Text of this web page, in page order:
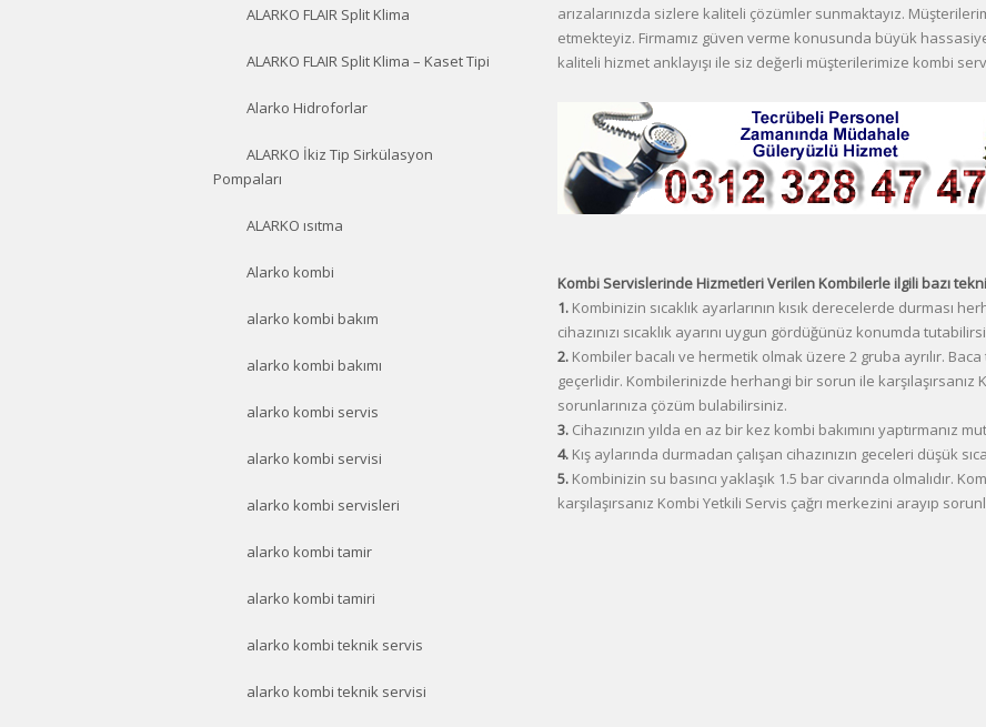
arızalarınızda sizlere kaliteli çözümler sunmaktayız.
etmekteyiz. Firmamız güven verme konusunda büyük
kaliteli hizmet anklayışı ile siz değerli müşterilerimize kombi
Kombi Servislerinde Hizmetleri Verilen Kombilerle ilgili bazı
1. Kombinizin sıcaklık ayarlarının kısık derecelerde durması
cihazınızı sıcaklık ayarını uygun gördüğünüz konumda
2. Kombiler bacalı ve hermetik olmak üzere 2 gruba ayrılır.
geçerlidir. Kombilerinizde herhangi bir sorun ile karşılaşırsanız
sorunlarınıza çözüm bulabilirsiniz.
3. Cihazınızın yılda en az bir kez kombi bakımını yaptırmanız
4. Kış aylarında durmadan çalışan cihazınızın geceleri düşük
5. Kombinizin su basıncı yaklaşık 1.5 bar civarında olmalıdır.
karşılaşırsanız Kombi Yetkili Servis çağrı merkezini arayıp
ALARKO FLAIR Split Klima
ALARKO FLAIR Split Klima – Kaset Tipi
Alarko Hidroforlar
ALARKO İkiz Tip Sirkülasyon
Pompaları
ALARKO ısıtma
Alarko kombi
alarko kombi bakım
alarko kombi bakımı
alarko kombi servis
alarko kombi servisi
alarko kombi servisleri
alarko kombi tamir
alarko kombi tamiri
alarko kombi teknik servis
alarko kombi teknik servisi